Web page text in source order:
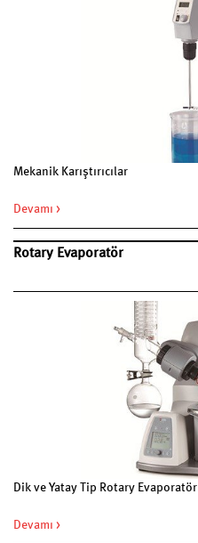
Mekanik Karıştırıcılar
Devamı >
Rotary Evaporatör
Dik ve Yatay Tip Rotary Evaporatör
Devamı >